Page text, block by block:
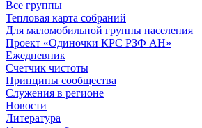
Все группы
Тепловая карта собраний
Для маломобильной группы населения
Проект «Одиночки КРС РЗФ АН»
Ежедневник
Счетчик чистоты
Принципы сообщества
Служения в регионе
Новости
Литература